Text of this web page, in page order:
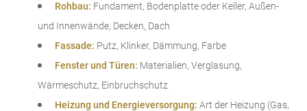
Rohbau: Fundament, Bodenplatte oder Keller, Außen-
und Innenwände, Decken, Dach
Fassade: Putz, Klinker, Dämmung, Farbe
Fenster und Türen: Materialien, Verglasung,
Wärmeschutz, Einbruchschutz
Heizung und Energieversorgung: Art der Heizung (Gas,